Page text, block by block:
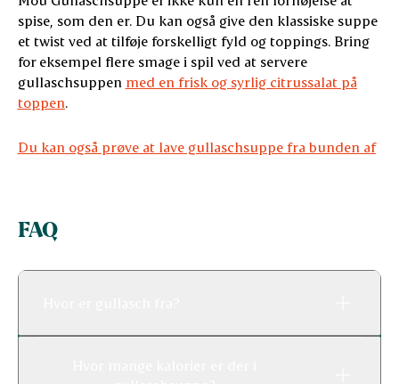
spise, som den er. Du kan også give den klassiske suppe
et twist ved at tilføje forskelligt fyld og toppings. Bring
for eksempel flere smage i spil ved at servere
gullaschsuppen med en frisk og syrlig citrussalat på
toppen.
Du kan også prøve at lave gullaschsuppe fra bunden af
FAQ